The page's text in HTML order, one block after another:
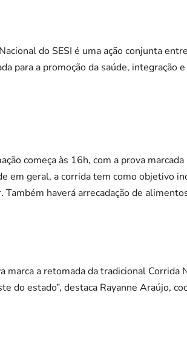
do SESI é uma ação conjunta
para a promoção da saúde,
começa às 16h, com a prova
em geral, a corrida tem como objetivo
Também haverá arrecadação de
marca a retomada da tradicional
do estado”, destaca Rayanne Araújo,